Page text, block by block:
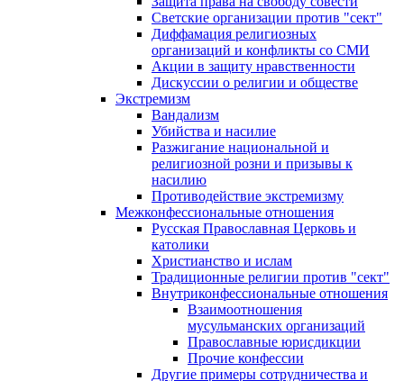
Светские организации против "сект"
Диффамация религиозных
организаций и конфликты со СМИ
Акции в защиту нравственности
Дискуссии о религии и обществе
Экстремизм
Вандализм
Убийства и насилие
Разжигание национальной и
религиозной розни и призывы к
насилию
Противодействие экстремизму
Межконфессиональные отношения
Русская Православная Церковь и
католики
Христианство и ислам
Традиционные религии против "сект"
Внутриконфессиональные отношения
Взаимоотношения
мусульманских организаций
Православные юрисдикции
Прочие конфессии
Другие примеры сотрудничества и